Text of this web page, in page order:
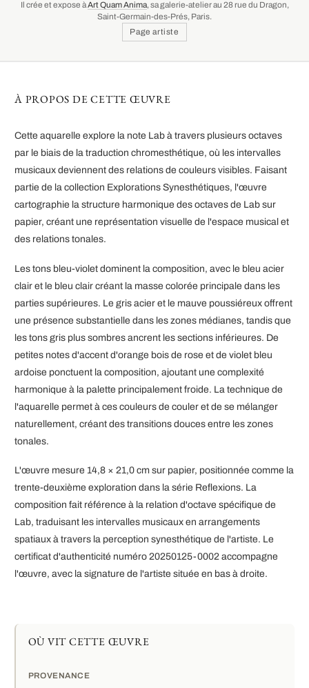
Il crée et expose àArt Quam Anima, sa galerie-atelier au 28 rue du Dragon,
Saint-Germain-des-Prés, Paris.
Page artiste
À PROPOS DE CETTE ŒUVRE
Cette aquarelle explore la note Lab à travers plusieurs octaves
par le biais de la traduction chromesthétique, où les intervalles
musicaux deviennent des relations de couleurs visibles. Faisant
partie de la collection Explorations Synesthétiques, l'œuvre
cartographie la structure harmonique des octaves de Lab sur
papier, créant une représentation visuelle de l'espace musical et
des relations tonales.
Les tons bleu-violet dominent la composition, avec le bleu acier
clair et le bleu clair créant la masse colorée principale dans les
parties supérieures. Le gris acier et le mauve poussiéreux offrent
une présence substantielle dans les zones médianes, tandis que
les tons gris plus sombres ancrent les sections inférieures. De
petites notes d'accent d'orange bois de rose et de violet bleu
ardoise ponctuent la composition, ajoutant une complexité
harmonique à la palette principalement froide. La technique de
l'aquarelle permet à ces couleurs de couler et de se mélanger
naturellement, créant des transitions douces entre les zones
tonales.
L'œuvre mesure 14,8 × 21,0 cm sur papier, positionnée comme la
trente-deuxième exploration dans la série Reflexions. La
composition fait référence à la relation d'octave spécifique de
Lab, traduisant les intervalles musicaux en arrangements
spatiaux à travers la perception synesthétique de l'artiste. Le
certificat d'authenticité numéro 20250125-0002 accompagne
l'œuvre, avec la signature de l'artiste située en bas à droite.
OÙ VIT CETTE ŒUVRE
PROVENANCE